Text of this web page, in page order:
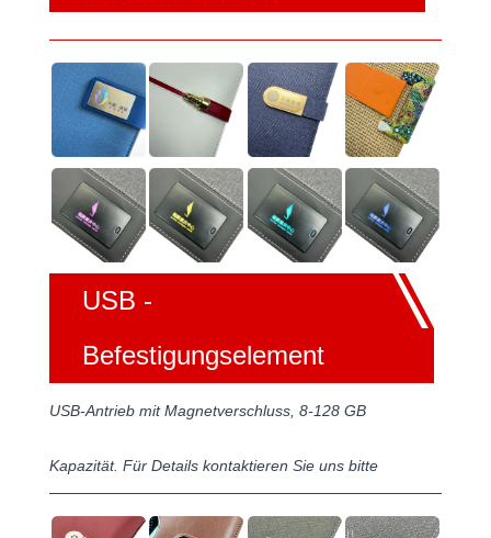
USB -
Befestigungselement
USB-Antrieb mit Magnetverschluss, 8-128 GB
Kapazität. Für Details kontaktieren Sie uns bitte